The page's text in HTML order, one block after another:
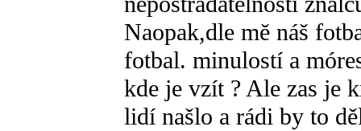
Naopak,dle mě náš
fotbal. minulostí a
kde je vzít ? Ale zas je
lidí našlo a rádi by to